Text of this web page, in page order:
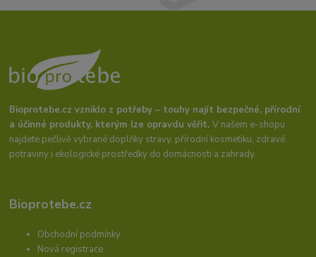
Bioprotebe.cz vzniklo z potřeby – touhy najít bezpečné, přírodní
a účinné produkty, kterým lze opravdu věřit.V našem e-shopu
najdete pečlivě vybrané doplňky stravy, přírodní kosmetiku, zdravé
potraviny i ekologické prostředky do domácnosti a zahrady.
Bioprotebe.cz
Obchodní podmínky
Nová registrace